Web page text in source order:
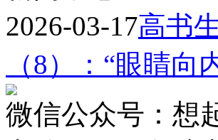
2026-03-17高书
（8）：“眼睛向
微信公众号：想